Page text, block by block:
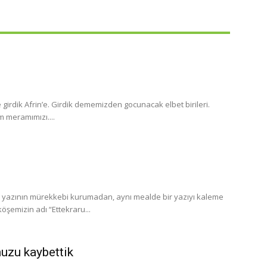
Afrin’e. Girdik dememizden gocunacak elbet birileri.
yazının mürekkebi kurumadan, aynı mealde bir yazıyı kaleme
adı “Ettekraru...
kaybettik